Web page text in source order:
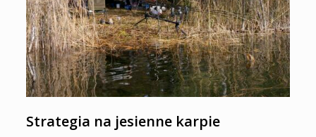
Strategia na jesienne karpie